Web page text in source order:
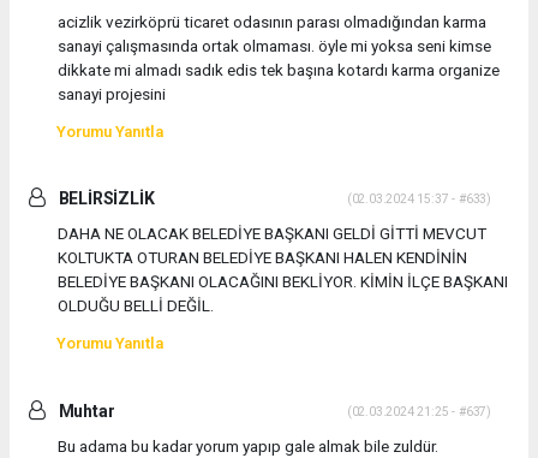
acizlik vezirköprü ticaret odasının parası olmadığından karma
sanayi çalışmasında ortak olmaması. öyle mi yoksa seni kimse
dikkate mi almadı sadık edis tek başına kotardı karma organize
sanayi projesini
Yorumu Yanıtla
BELİRSİZLİK (02.03.2024 15:37 - #633)
DAHA NE OLACAK BELEDİYE BAŞKANI GELDİ GİTTİ MEVCUT
KOLTUKTA OTURAN BELEDİYE BAŞKANI HALEN KENDİNİN
BELEDİYE BAŞKANI OLACAĞINI BEKLİYOR. KİMİN İLÇE BAŞKANI
OLDUĞU BELLİ DEĞİL.
Yorumu Yanıtla
Muhtar (02.03.2024 21:25 - #637)
Bu adama bu kadar yorum yapıp gale almak bile zuldür.